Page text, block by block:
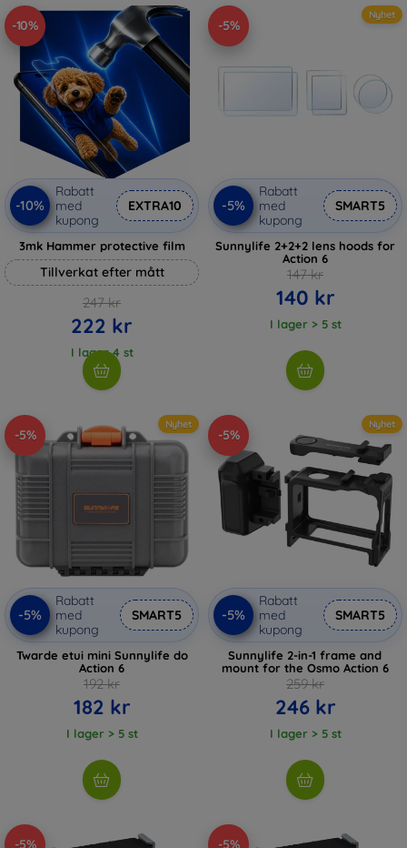
-10%
-10%
Rabatt
med
kupong
EXTRA10
3mk Hammer protective film
Tillverkat efter mått
247 kr
222 kr
I lager 4 st
-5%
Nyhet
-5%
Rabatt
med
kupong
SMART5
Sunnylife 2+2+2 lens hoods for
Action 6
147 kr
140 kr
I lager > 5 st
-5%
Nyhet
-5%
Rabatt
med
kupong
SMART5
Twarde etui mini Sunnylife do
Action 6
192 kr
182 kr
I lager > 5 st
-5%
Nyhet
-5%
Rabatt
med
kupong
SMART5
Sunnylife 2-in-1 frame and
mount for the Osmo Action 6
259 kr
246 kr
I lager > 5 st
-5% -5%